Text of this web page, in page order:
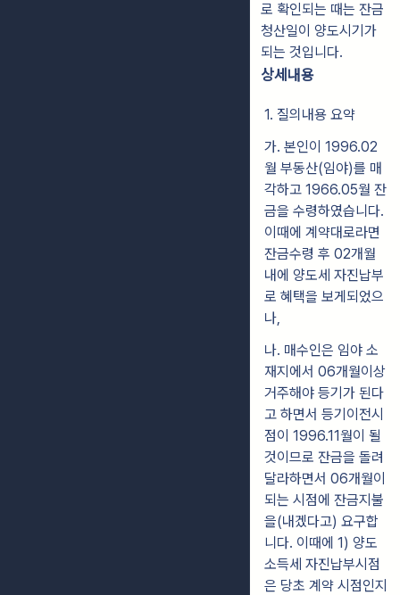
로 확인되는 때는 잔금
청산일이 양도시기가
되는 것입니다.
상세내용
1. 질의내용 요약
가. 본인이 1996.02
월 부동산(임야)를 매
각하고 1966.05월 잔
금을 수령하였습니다.
이때에 계약대로라면
잔금수령 후 02개월
내에 양도세 자진납부
로 혜택을 보게되었으
나,
나. 매수인은 임야 소
재지에서 06개월이상
거주해야 등기가 된다
고 하면서 등기이전시
점이 1996.11월이 될
것이므로 잔금을 돌려
달라하면서 06개월이
되는 시점에 잔금지불
을(내겠다고) 요구합
니다. 이때에 1) 양도
소득세 자진납부시점
은 당초 계약 시점인지